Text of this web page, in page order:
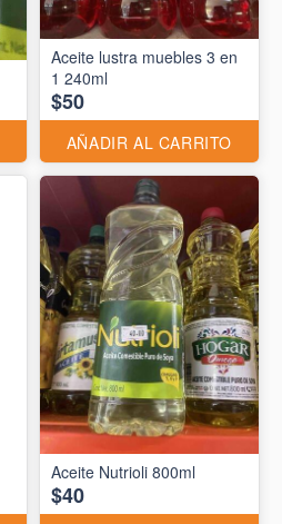
Aceite lustra muebles 3 en
1 240ml
$50
AÑADIR AL CARRITO
Aceite Nutrioli 800ml
$40